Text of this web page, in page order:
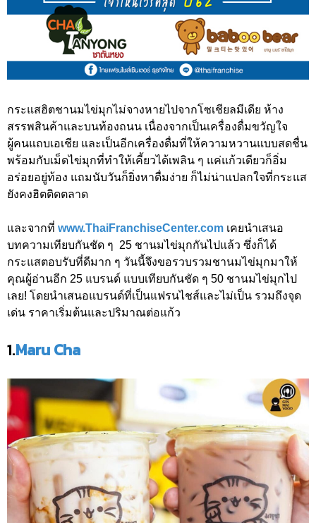
กระแสฮิตชานมไข่มุกไม่จางหายไปจากโซเชียลมีเดีย ห้าง
สรรพสินค้าและบนท้องถนน เนื่องจากเป็นเครื่องดื่มขวัญใจ
ผู้คนแถบเอเชีย และเป็นอีกเครื่องดื่มที่ให้ความหวานแบบสดชื่น
พร้อมกับเม็ดไข่มุกที่ทำให้เคี้ยวได้เพลิน ๆ แค่แก้วเดียวก็อิ่ม
อร่อยอยู่ท้อง แถมนับวันก็ยิ่งหาดื่มง่าย ก็ไม่น่าแปลกใจที่กระแส
ยังคงฮิตติดตลาด
และจากที่ www.ThaiFranchiseCenter.com เคยนำเสนอ
บทความเทียบกันชัด ๆ 25 ชานมไข่มุกกันไปแล้ว ซึ่งก็ได้
กระแสตอบรับที่ดีมาก ๆ วันนี้จึงขอรวบรวมชานมไข่มุกมาให้
คุณผู้อ่านอีก 25 แบรนด์ แบบเทียบกันชัด ๆ 50 ชานมไข่มุกไป
เลย! โดยนำเสนอแบรนด์ที่เป็นแฟรนไชส์และไม่เป็น รวมถึงจุด
เด่น ราคาเริ่มต้นและปริมาณต่อแก้ว
1.Maru Cha